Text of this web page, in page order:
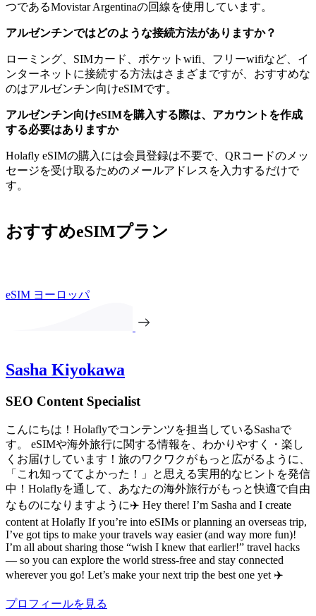
つであるMovistar Argentinaの回線を使用しています。
アルゼンチンではどのような接続方法がありますか？
ローミング、SIMカード、ポケットwifi、フリーwifiなど、イ
ンターネットに接続する方法はさまざまですが、おすすめな
のはアルゼンチン向けeSIMです。
アルゼンチン向けeSIMを購入する際は、アカウントを作成
する必要はありますか
Holafly eSIMの購入には会員登録は不要で、QRコードのメッ
セージを受け取るためのメールアドレスを入力するだけで
す。
おすすめeSIMプラン
eSIM ヨーロッパ
Sasha Kiyokawa
SEO Content Specialist
こんにちは！Holaflyでコンテンツを担当しているSashaで
す。 eSIMや海外旅行に関する情報を、わかりやすく・楽し
くお届けしています！旅のワクワクがもっと広がるように、
「これ知っててよかった！」と思える実用的なヒントを発信
中！Holaflyを通して、あなたの海外旅行がもっと快適で自由
なものになりますように✈️ Hey there! I’m Sasha and I create
content at Holafly If you’re into eSIMs or planning an overseas trip,
I’ve got tips to make your travels way easier (and way more fun)!
I’m all about sharing those “wish I knew that earlier!” travel hacks
— so you can explore the world stress-free and stay connected
wherever you go! Let’s make your next trip the best one yet ✈️
プロフィールを見る